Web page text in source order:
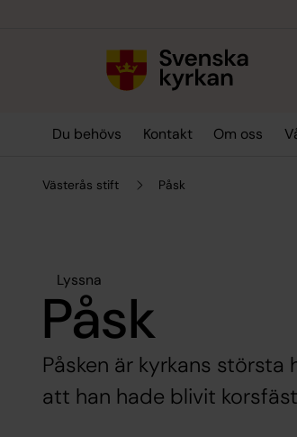
Du behövs Kontakt Om oss
Västerås stift Påsk
Lyssna
Påsk
Påsken är kyrkans
att han hade blivit